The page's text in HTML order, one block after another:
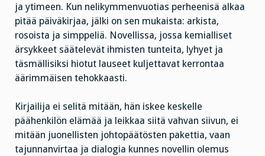
ja ytimeen. Kun nelikymmenvuotias perheenisä alkaa
pitää päiväkirjaa, jälki on sen mukaista: arkista,
rosoista ja simppeliä. Novellissa, jossa kemialliset
ärsykkeet säätelevät ihmisten tunteita, lyhyet ja
täsmällisiksi hiotut lauseet kuljettavat kerrontaa
äärimmäisen tehokkaasti.
Kirjailija ei selitä mitään, hän iskee keskelle
päähenkilön elämää ja leikkaa siitä vahvan siivun, ei
mitään juonellisten johtopäätösten pakettia, vaan
tajunnanvirtaa ja dialogia kunnes novellin olemus